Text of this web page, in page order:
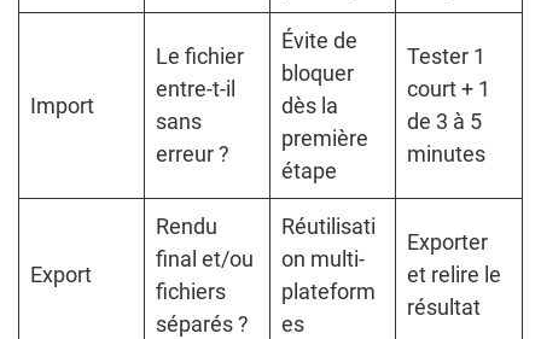
Import
Le fichier
entre-t-il
sans
erreur ?
Évite de
bloquer
dès la
première
étape
Tester 1
court + 1
de 3 à 5
minutes
Export
Rendu
final et/ou
fichiers
séparés ?
Réutilisati
on multi-
plateform
es
Exporter
et relire le
résultat